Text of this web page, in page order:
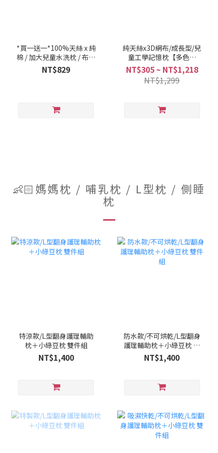
*買一送一*100%天絲 x 純
棉 / 加大兒童水洗枕 / 布套
可拆洗 (38x55cm)
NT$829
純天絲x3D網布/成長型/兒
童工學記憶枕【多色任
選】
NT$305 ~ NT$1,218
NT$1,299
👶🏻媽媽枕 / 哺乳枕 / L型枕 / 側睡
枕
特涼款/L型翻身護理輔助
枕＋小綠豆枕 雙件組
NT$1,400
防水款/不可烘乾/L型翻身
護理輔助枕＋小綠豆枕 雙
件組
NT$1,400